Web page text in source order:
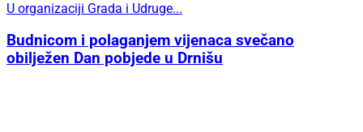
U organizaciji Grada i Udruge...
Budnicom i polaganjem vijenaca svečano
obilježen Dan pobjede u Drnišu